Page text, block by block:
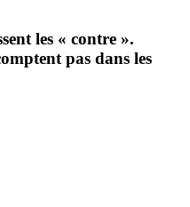
les « contre ».
pas dans les